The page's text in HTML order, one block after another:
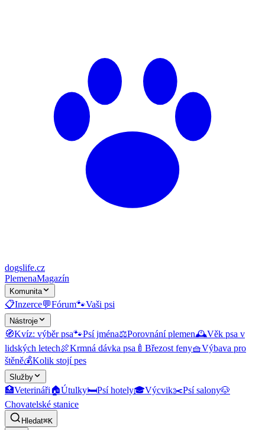
dogslife.cz
PlemenaMagazín
Komunita
📋Inzerce💬Fórum🐾Vaši psi
Nástroje
🧭Kvíz: výběr psa🐾Psí jména⚖️Porovnání plemen🕰️Věk psa v
lidských letech🍖Krmná dávka psa 🍼 Březost feny🧺Výbava pro
štěně💰Kolik stojí pes
Služby
🏥Veterináři🏠Útulky🛏️Psí hotely🎓Výcvik✂️Psí salony🐶
Chovatelské stanice
Hledat⌘K